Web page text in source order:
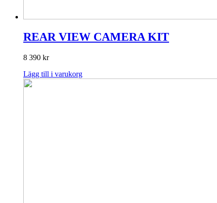
REAR VIEW CAMERA KIT
8 390 kr
Lägg till i varukorg